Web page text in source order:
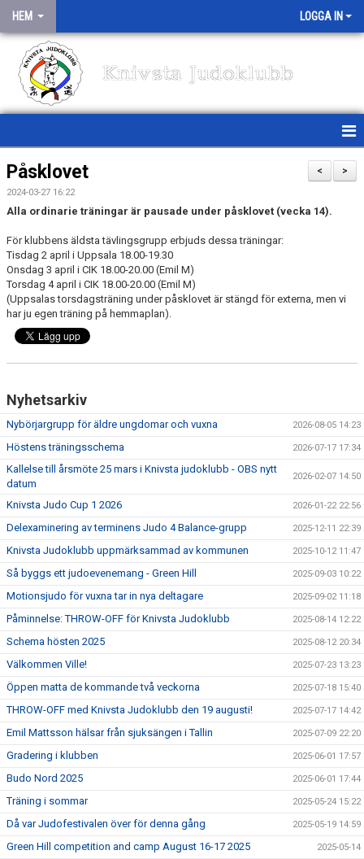
HEM LOGGA IN
Knivsta Judoklubb
HEM
NYHETER
TRÄNINGSSCHEMA
MEDLEMSINFO
OM KLUBBEN
TÄVLINGAR/TRÄNINGSLÄGER
BILDGALLERI
DOKUMENT
KLUBBSHOP
>
<
Påsklovet
2024-03-27 16:22
Alla ordinarie träningar är pausade under påsklovet (vecka 14).
För klubbens äldsta tävlingsgrupp erbjuds dessa träningar:
Tisdag 2 april i Uppsala 18.00-19.30
Onsdag 3 april i CIK 18.00-20.00 (Emil M)
Torsdag 4 april i CIK 18.00-20.00 (Emil M)
(Uppsalas torsdagsträning under påsklovet är stängd för externa, men vi
har ju egen träning på hemmaplan).
Nyhetsarkiv
Nybörjargrupp för äldre ungdomar och vuxna 2026-08-05 14:23
Höstens träningsschema 2026-07-17 17:34
Kallelse till årsmöte 25 mars i Knivsta judoklubb - OBS nytt
datum
2026-02-07 14:50
Knivsta Judo Cup 1 2026 2026-01-22 22:56
Delexaminering av terminens Judo 4 Balance-grupp 2025-12-11 22:39
Knivsta Judoklubb uppmärksammad av kommunen 2025-10-12 11:47
Så byggs ett judoevenemang - Green Hill 2025-09-03 10:22
Motionsjudo för vuxna tar in nya deltagare 2025-09-02 11:18
Påminnelse: THROW-OFF för Knivsta Judoklubb 2025-08-14 12:22
Schema hösten 2025 2025-08-12 20:34
Välkommen Ville! 2025-07-23 13:23
Öppen matta de kommande två veckorna 2025-07-18 15:40
THROW-OFF med Knivsta Judoklubb den 19 augusti! 2025-07-17 14:42
Emil Mattsson hälsar från sjuksängen i Tallin 2025-07-09 22:20
Gradering i klubben 2025-06-01 17:57
Budo Nord 2025 2025-06-01 17:44
Träning i sommar 2025-05-24 15:22
Då var Judofestivalen över för denna gång 2025-05-19 14:59
Green Hill competition and camp August 16-17 2025 2025-05-14